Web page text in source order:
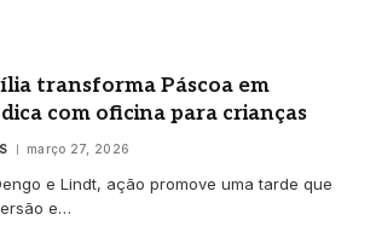
transforma Páscoa em
com oficina para crianças
março 27, 2026
e Lindt, ação promove uma tarde que
e…